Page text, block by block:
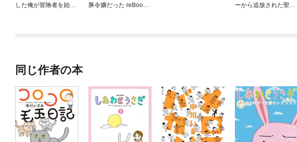
した俺が冒険者を始め
豚令嬢だった reBoooo
ーから追放された聖獣
同じ作者の本